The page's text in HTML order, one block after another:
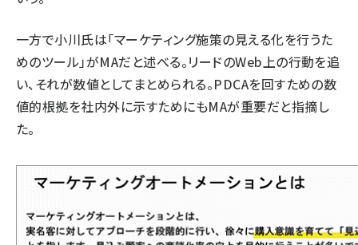
一方で小川氏は「マーケティング施策の見える化を行うた
めのツール」がMAだと述べる。リードのWeb上の行動を追
い、それが数値としてまとめられる。PDCAを回すための数
値的根拠を社内外に示すためにもMAが重要だと指摘し
た。